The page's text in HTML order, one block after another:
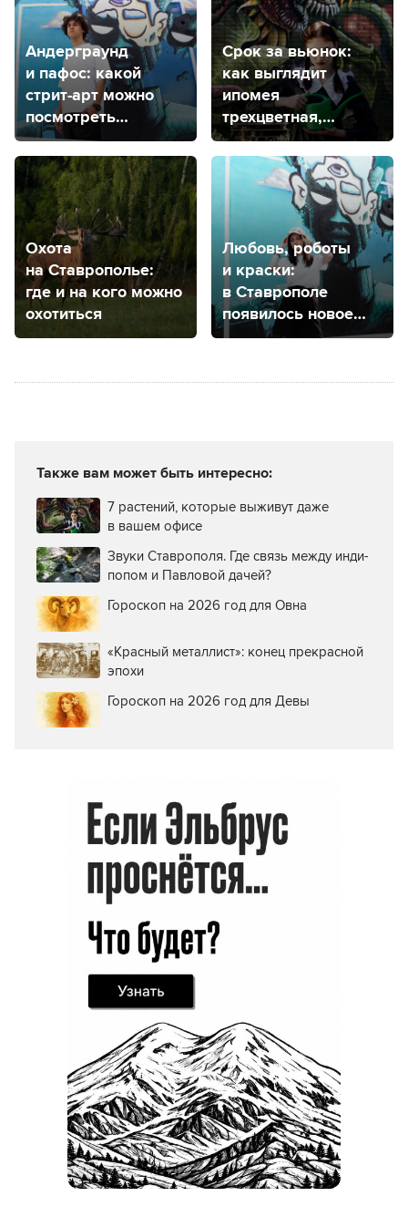
Андерграунд
и пафос: какой
стрит-арт можно
посмотреть
в центре
Ставрополя?
Срок за вьюнок:
как выглядит
ипомея
трехцветная,
что с ней делать
и как будут
наказывать
садоводов?
Охота
на Ставрополье:
где и на кого можно
охотиться
Любовь, роботы
и краски:
в Ставрополе
появилось новое
место притяжения
Также вам может быть интересно:
7 растений, которые выживут даже
в вашем офисе
Звуки Ставрополя. Где связь между инди-
попом и Павловой дачей?
Гороскоп на 2026 год для Овна
«Красный металлист»: конец прекрасной
эпохи
Гороскоп на 2026 год для Девы